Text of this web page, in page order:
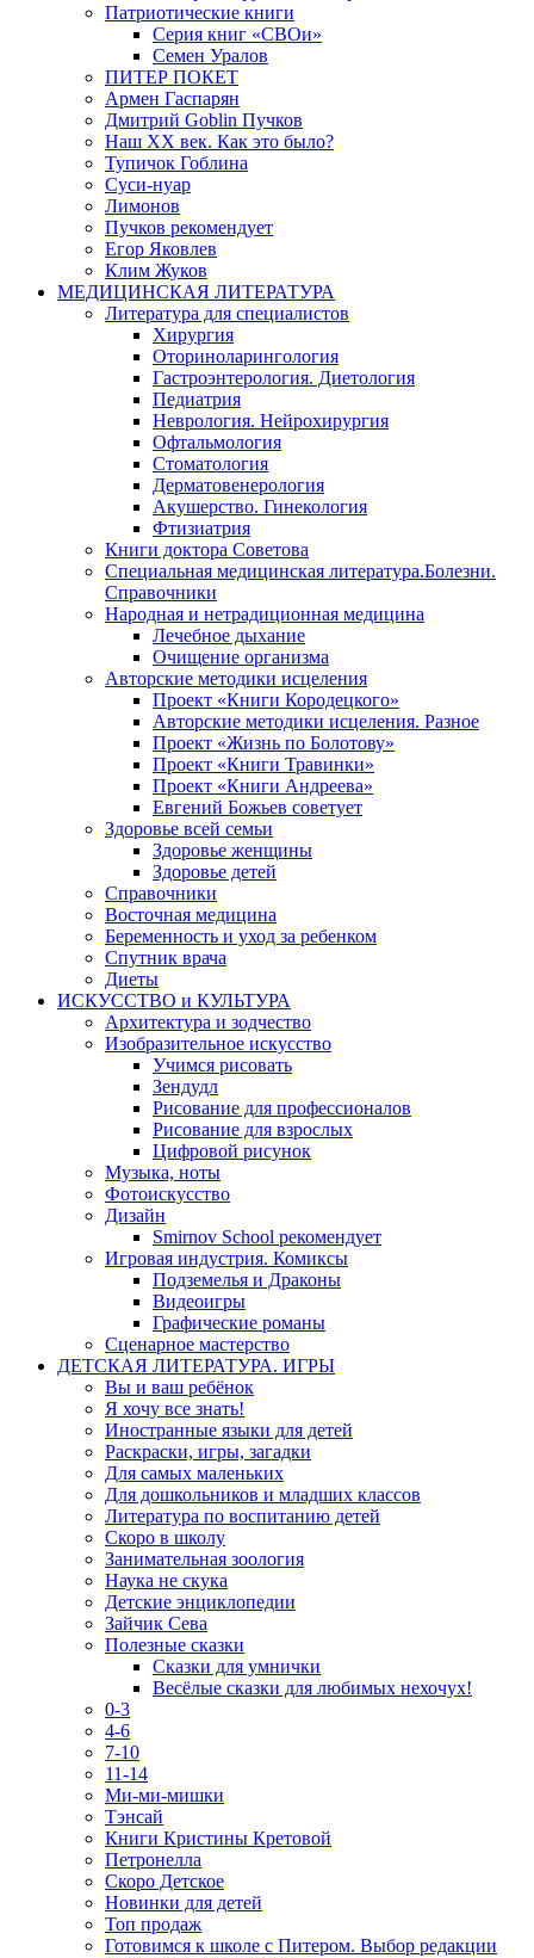
Патриотические книги
Серия книг «СВОи»
Семен Уралов
ПИТЕР ПОКЕТ
Армен Гаспарян
Дмитрий Goblin Пучков
Наш XX век. Как это было?
Тупичок Гоблина
Суси-нуар
Лимонов
Пучков рекомендует
Егор Яковлев
Клим Жуков
МЕДИЦИНСКАЯ ЛИТЕРАТУРА
Литература для специалистов
Хирургия
Оториноларингология
Гастроэнтерология. Диетология
Педиатрия
Неврология. Нейрохирургия
Офтальмология
Стоматология
Дерматовенерология
Акушерство. Гинекология
Фтизиатрия
Книги доктора Советова
Специальная медицинская литература.Болезни.
Справочники
Народная и нетрадиционная медицина
Лечебное дыхание
Очищение организма
Авторские методики исцеления
Проект «Книги Кородецкого»
Авторские методики исцеления. Разное
Проект «Жизнь по Болотову»
Проект «Книги Травинки»
Проект «Книги Андреева»
Евгений Божьев советует
Здоровье всей семьи
Здоровье женщины
Здоровье детей
Справочники
Восточная медицина
Беременность и уход за ребенком
Спутник врача
Диеты
ИСКУССТВО и КУЛЬТУРА
Архитектура и зодчество
Изобразительное искусство
Учимся рисовать
Зендудл
Рисование для профессионалов
Рисование для взрослых
Цифровой рисунок
Музыка, ноты
Фотоискусство
Дизайн
Smirnov School рекомендует
Игровая индустрия. Комиксы
Подземелья и Драконы
Видеоигры
Графические романы
Сценарное мастерство
ДЕТСКАЯ ЛИТЕРАТУРА. ИГРЫ
Вы и ваш ребёнок
Я хочу все знать!
Иностранные языки для детей
Раскраски, игры, загадки
Для самых маленьких
Для дошкольников и младших классов
Литература по воспитанию детей
Скоро в школу
Занимательная зоология
Наука не скука
Детские энциклопедии
Зайчик Сева
Полезные сказки
Сказки для умнички
Весёлые сказки для любимых нехочух!
0-3
4-6
7-10
11-14
Ми-ми-мишки
Тэнсай
Книги Кристины Кретовой
Петронелла
Скоро Детское
Новинки для детей
Топ продаж
Готовимся к школе с Питером. Выбор редакции